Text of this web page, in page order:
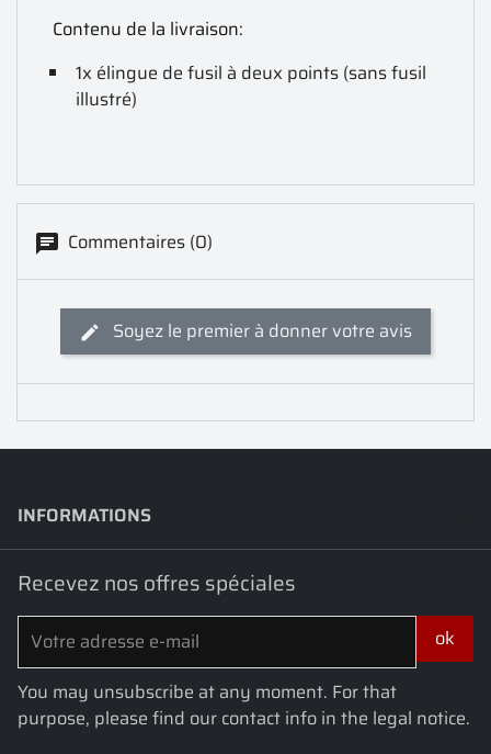
Contenu de la livraison:
1x élingue de fusil à deux points (sans fusil
illustré)
Commentaires (0)
Soyez le premier à donner votre avis
INFORMATIONS
Recevez nos offres spéciales
You may unsubscribe at any moment. For that
purpose, please find our contact info in the legal notice.